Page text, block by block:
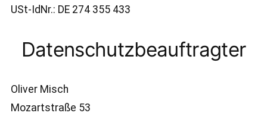
USt-IdNr.: DE 274 355 433
Datenschutzbeauftragter
Oliver Misch
Mozartstraße 53